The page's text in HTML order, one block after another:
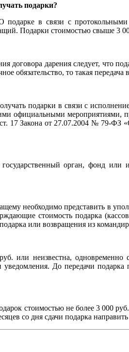
подарки?
в связи с
Подарки стоимостью свыше 3
договора дарения следует, что
обязательство, то такая
подарки в связи с
официальными мероприятиями,
17 Закона от 27.07.2004 № 79-ФЗ
орган, фонд
необходимо представить в
стоимость подарка
или возвращения из
или неизвестна,
До передачи
стоимостью не более 3 000
со дня сдачи подарка направить